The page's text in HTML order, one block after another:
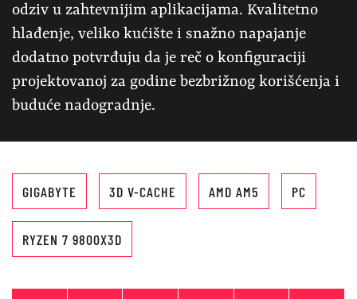
odziv u zahtevnijim aplikacijama. Kvalitetno
hlađenje, veliko kućište i snažno napajanje
dodatno potvrđuju da je reč o konfiguraciji
projektovanoj za godine bezbrižnog korišćenja i
buduće nadogradnje.
GIGABYTE 3D V-CACHE AMD AM5 PC
RYZEN 7 9800X3D